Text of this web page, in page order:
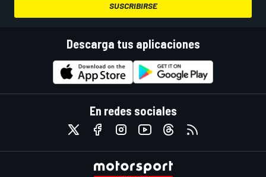
SUSCRIBIRSE
Descarga tus aplicaciones
En redes sociales